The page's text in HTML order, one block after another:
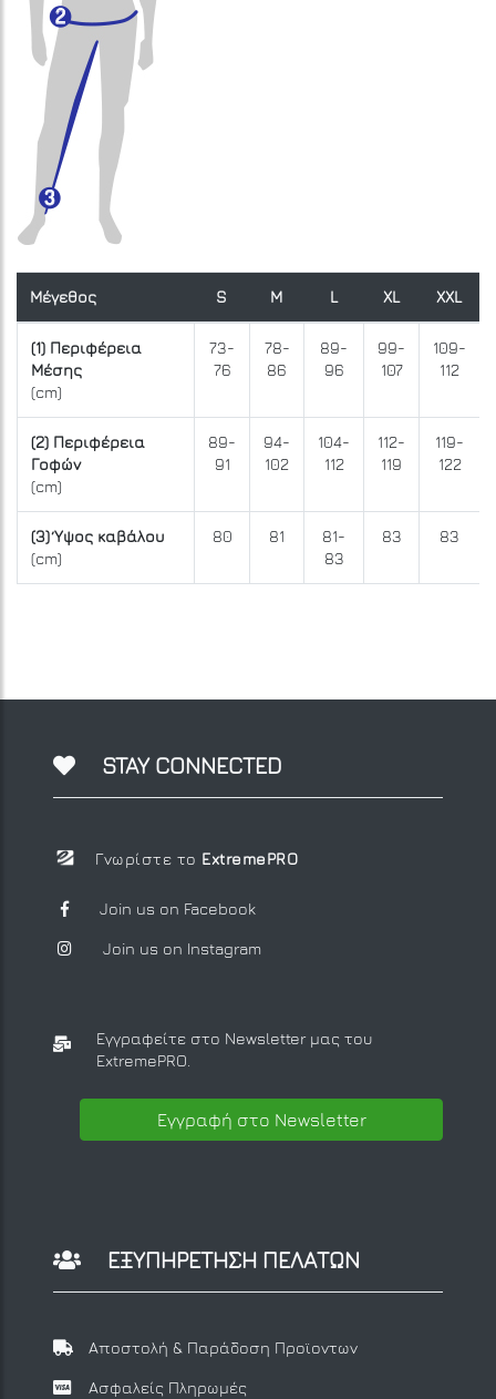
Μέγεθος S M L XL XXL
(1) Περιφέρεια
Μέσης
(cm)
73-
76
78-
86
89-
96
99-
107
109-
112
(2) Περιφέρεια
Γοφών
(cm)
89-
91
94-
102
104-
112
112-
119
119-
122
(3) Ύψος καβάλου
(cm)
80 81
81-
83
83 83
STAY CONNECTED
Γνωρίστε το ExtremePRO
Join us on Facebook
Join us on Instagram
Εγγραφείτε στο Newsletter μας του
ExtremePRO.
Εγγραφή στο Newsletter
ΕΞΥΠΗΡΕΤΗΣΗ ΠΕΛΑΤΩΝ
Αποστολή & Παράδοση Προϊοντων
Ασφαλείς Πληρωμές